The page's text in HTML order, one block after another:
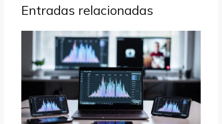
Entradas relacionadas